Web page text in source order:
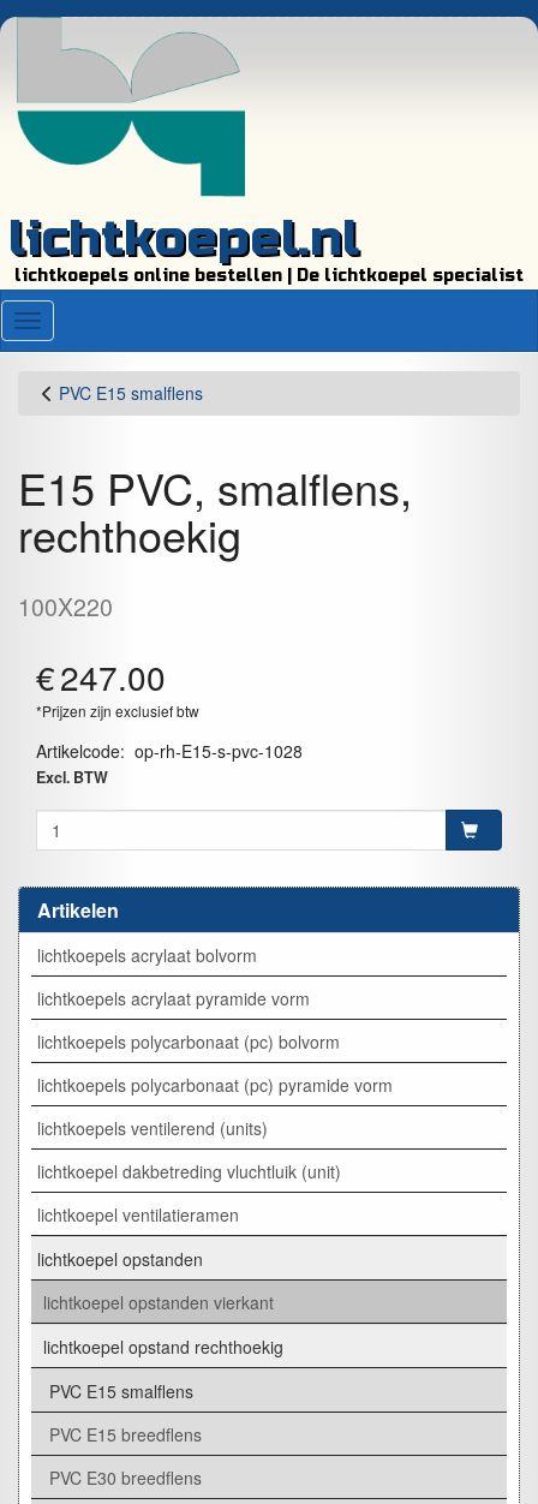
lichtkoepel.nl
lichtkoepels online bestellen | De lichtkoepel specialist
Menu
Artikelen
lichtkoepels acrylaat bolvorm
lichtkoepels acrylaat pyramide vorm
lichtkoepels polycarbonaat (pc) bolvorm
lichtkoepels polycarbonaat (pc) pyramide vorm
lichtkoepels ventilerend (units)
lichtkoepel dakbetreding vluchtluik (unit)
lichtkoepel ventilatieramen
lichtkoepel opstanden
lichtkoepel opstanden vierkant
lichtkoepel opstand rechthoekig
PVC E15 smalflens
PVC E15 breedflens
PVC E30 breedflens
PVC E15 smalflens
E15 PVC, smalflens,
rechthoekig
100X220
€247.00
*Prijzen zijn exclusief btw
Artikelcode: op-rh-E15-s-pvc-1028
Excl. BTW